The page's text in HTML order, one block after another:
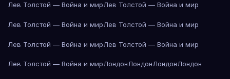
Лев Толстой — Война и мирЛев Толстой — Война и мир
Лев Толстой — Война и мирЛев Толстой — Война и мир
Лев Толстой — Война и мирЛев Толстой — Война и мир
Лев Толстой — Война и мирЛондонЛондонЛондонЛондон